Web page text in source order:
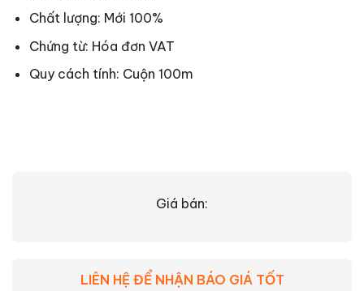
Chất lượng: Mới 100%
Chứng từ: Hóa đơn VAT
Quy cách tính: Cuộn 100m
Giá bán:
LIÊN HỆ ĐỂ NHẬN BÁO GIÁ TỐT